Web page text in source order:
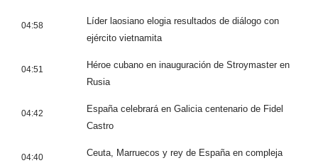
04:58
Líder laosiano elogia resultados de diálogo con
ejército vietnamita
04:51
Héroe cubano en inauguración de Stroymaster en
Rusia
04:42
España celebrará en Galicia centenario de Fidel
Castro
04:40
Ceuta, Marruecos y rey de España en compleja